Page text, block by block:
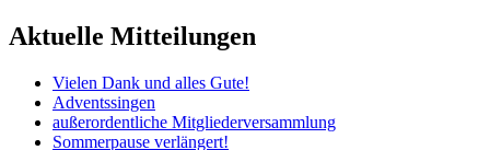
Aktuelle Mitteilungen
Vielen Dank und alles Gute!
Adventssingen
außerordentliche Mitgliederversammlung
Sommerpause verlängert!